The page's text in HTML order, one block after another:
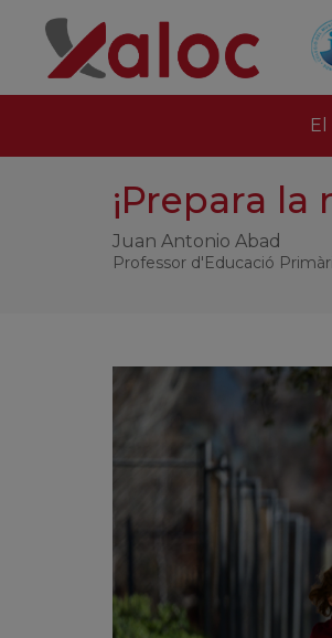
El
¡Prepara
Juan Antonio Abad
Professor d'Educació